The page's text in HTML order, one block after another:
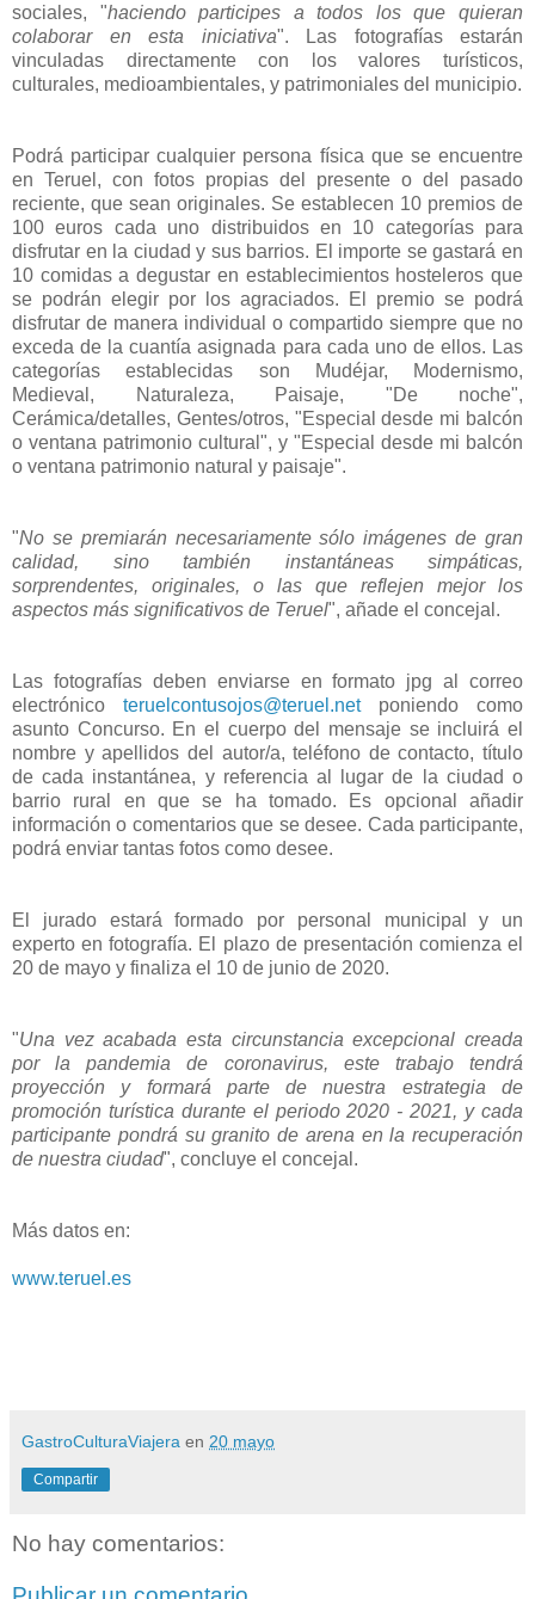
sociales, "haciendo participes a todos los que quieran
colaborar en esta iniciativa". Las fotografías estarán
vinculadas directamente con los valores turísticos,
culturales, medioambientales, y patrimoniales del municipio.
Podrá participar cualquier persona física que se encuentre
en Teruel, con fotos propias del presente o del pasado
reciente, que sean originales. Se establecen 10 premios de
100 euros cada uno distribuidos en 10 categorías para
disfrutar en la ciudad y sus barrios. El importe se gastará en
10 comidas a degustar en establecimientos hosteleros que
se podrán elegir por los agraciados. El premio se podrá
disfrutar de manera individual o compartido siempre que no
exceda de la cuantía asignada para cada uno de ellos. Las
categorías establecidas son Mudéjar, Modernismo,
Medieval, Naturaleza, Paisaje, "De noche",
Cerámica/detalles, Gentes/otros, "Especial desde mi balcón
o ventana patrimonio cultural", y "Especial desde mi balcón
o ventana patrimonio natural y paisaje".
"No se premiarán necesariamente sólo imágenes de gran
calidad, sino también instantáneas simpáticas,
sorprendentes, originales, o las que reflejen mejor los
aspectos más significativos de Teruel", añade el concejal.
Las fotografías deben enviarse en formato jpg al correo
electrónico teruelcontusojos@teruel.netponiendo como
asunto Concurso. En el cuerpo del mensaje se incluirá el
nombre y apellidos del autor/a, teléfono de contacto, título
de cada instantánea, y referencia al lugar de la ciudad o
barrio rural en que se ha tomado. Es opcional añadir
información o comentarios que se desee. Cada participante,
podrá enviar tantas fotos como desee.
El jurado estará formado por personal municipal y un
experto en fotografía. El plazo de presentación comienza el
20 de mayo y finaliza el 10 de junio de 2020.
"Una vez acabada esta circunstancia excepcional creada
por la pandemia de coronavirus, este trabajo tendrá
proyección y formará parte de nuestra estrategia de
promoción turística durante el periodo 2020 - 2021, y cada
participante pondrá su granito de arena en la recuperación
de nuestra ciudad", concluye el concejal.
Más datos en:
www.teruel.es
GastroCulturaViajera en 20 mayo
Compartir
No hay comentarios: